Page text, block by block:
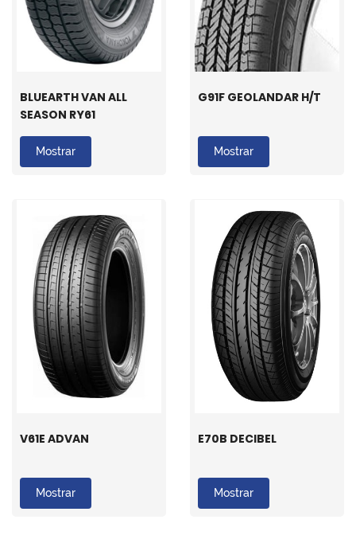
BLUEARTH VAN ALL
SEASON RY61
Mostrar
G91F GEOLANDAR H/T
Mostrar
V61E ADVAN
Mostrar
E70B DECIBEL
Mostrar